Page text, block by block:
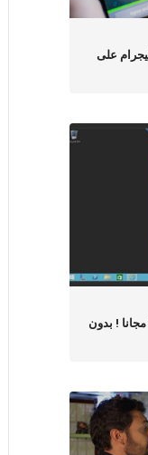
على
الحلقة1039 : أحصل على RDP /VPS مجانا ! بدون